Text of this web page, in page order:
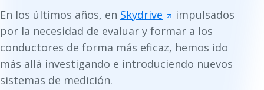
En los últimos años, en Skydrive
impulsados
por la necesidad de evaluar y formar a los
conductores de forma más eficaz, hemos ido
más allá investigando e introduciendo nuevos
sistemas de medición.